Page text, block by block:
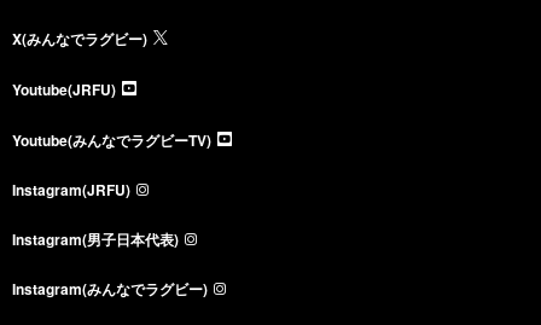
X(みんなでラグビー)
Youtube(JRFU)
Youtube(みんなでラグビーTV)
Instagram(JRFU)
Instagram(男子日本代表)
Instagram(みんなでラグビー)